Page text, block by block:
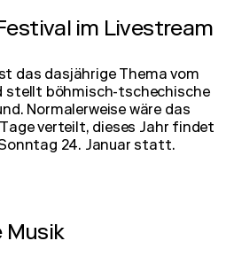
im Livestream
das dasjährige Thema vom
stellt böhmisch-tschechische
Normalerweise wäre das
verteilt, dieses Jahr findet
24. Januar statt.
Musik